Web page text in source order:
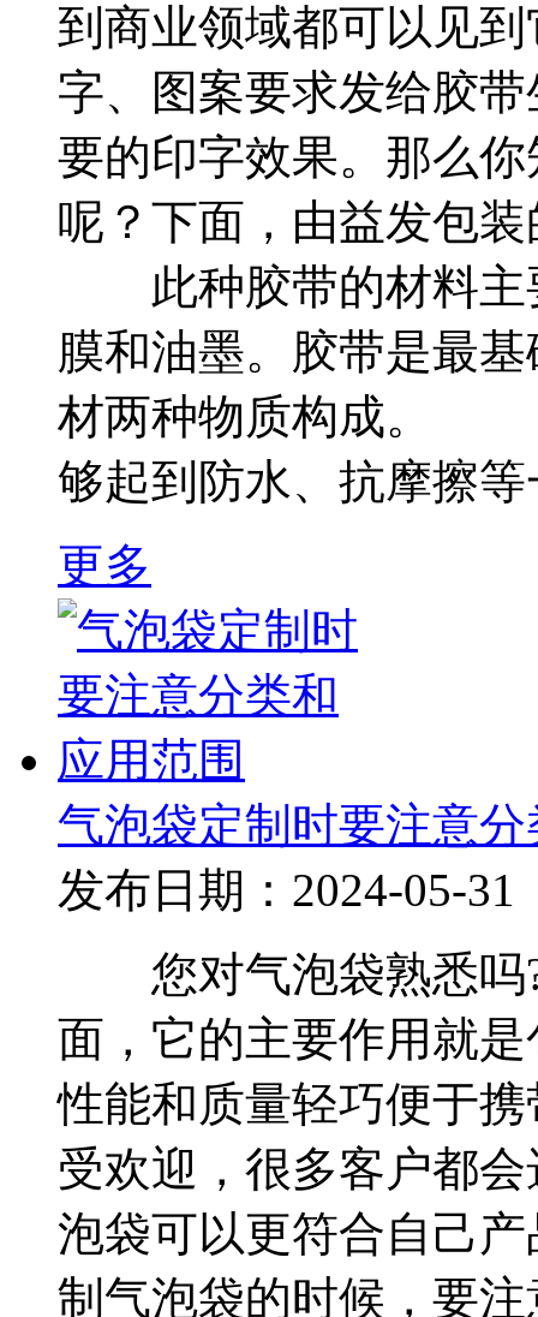
到商业领域都可以见
字、图案要求发给胶
要的印字效果。那么
呢？下面，由益发包
此种胶带的材料主
膜和油墨。胶带是最
材两种物质构成。
够起到防水、抗摩擦等
更多
气泡袋定制时要注意
发布日期：2024-05-31
您对气泡袋熟悉吗?
面，它的主要作用就
性能和质量轻巧便于
受欢迎，很多客户都
泡袋可以更符合自己
制气泡袋的时候，